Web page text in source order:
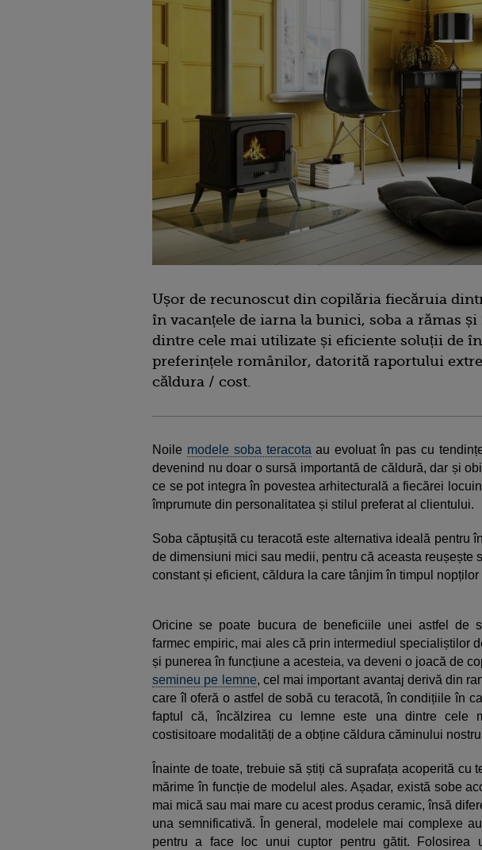
Ușor de recunoscut din copilăria fiecăruia
în vacanțele de iarna la bunici, soba a rămas
dintre cele mai utilizate și eficiente soluții de
preferințele românilor, datorită raportului
căldura / cost.
Noile modele soba teracota au evoluat în pas cu
devenind nu doar o sursă importantă de căldură, dar și
ce se pot integra în povestea arhitecturală a fiecărei
împrumute din personalitatea și stilul preferat al clientului.
Soba căptușită cu teracotă este alternativa ideală pentru
de dimensiuni mici sau medii, pentru că aceasta reușește
constant și eficient, căldura la care tânjim în timpul
Oricine se poate bucura de beneficiile unei astfel de
farmec empiric, mai ales că prin intermediul specialiștilor
și punerea în funcțiune a acesteia, va deveni o joacă de
semineu pe lemne, cel mai important avantaj derivă din
care îl oferă o astfel de sobă cu teracotă, în condițiile în
faptul că, încălzirea cu lemne este una dintre cele
costisitoare modalități de a obține căldura căminului
Înainte de toate, trebuie să știți că suprafața acoperită cu
mărime în funcție de modelul ales. Așadar, există sobe
mai mică sau mai mare cu acest produs ceramic, însă
una semnificativă. În general, modelele mai complexe
pentru a face loc unui cuptor pentru gătit. Folosirea